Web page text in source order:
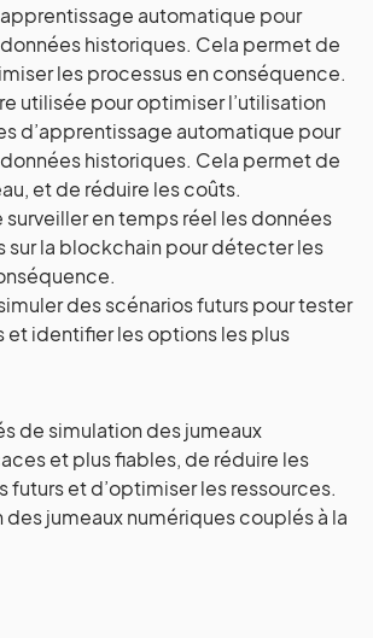
automatique pour
historiques. Cela permet de
les processus en conséquence.
utilisée pour optimiser l’utilisation
d’apprentissage automatique pour
historiques. Cela permet de
et de réduire les coûts.
en temps réel les données
sur la blockchain pour détecter les
des scénarios futurs pour tester
identifier les options les plus
de simulation des jumeaux
et plus fiables, de réduire les
futurs et d’optimiser les ressources.
jumeaux numériques couplés à la